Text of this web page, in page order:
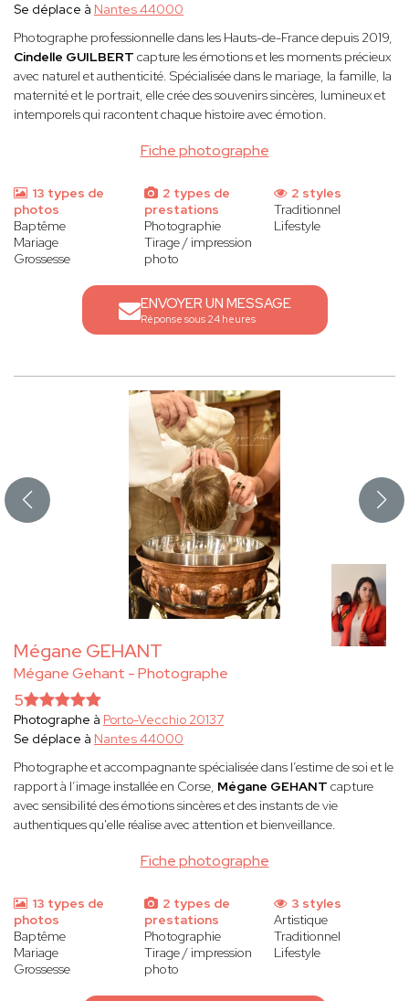
Fiche photographe
Se déplace à Nantes 44000
Photographe professionnelle dans les Hauts-de-France depuis 2019,
Cindelle GUILBERT capture les émotions et les moments précieux
avec naturel et authenticité. Spécialisée dans le mariage, la famille, la
maternité et le portrait, elle crée des souvenirs sincères, lumineux et
intemporels qui racontent chaque histoire avec émotion.
13 types de
photos
Baptême
Mariage
Grossesse
2 types de
prestations
Photographie
Tirage / impression
photo
2 styles
Traditionnel
Lifestyle
ENVOYER UN MESSAGE
Réponse sous 24 heures
Mégane GEHANT
Mégane Gehant - Photographe
Fiche photographe
5
Photographe à Porto-Vecchio 20137
Se déplace à Nantes 44000
Photographe et accompagnante spécialisée dans l’estime de soi et le
rapport à l’image installée en Corse, Mégane GEHANT capture
avec sensibilité des émotions sincères et des instants de vie
authentiques qu'elle réalise avec attention et bienveillance.
13 types de
photos
Baptême
Mariage
Grossesse
2 types de
prestations
Photographie
Tirage / impression
photo
3 styles
Artistique
Traditionnel
Lifestyle